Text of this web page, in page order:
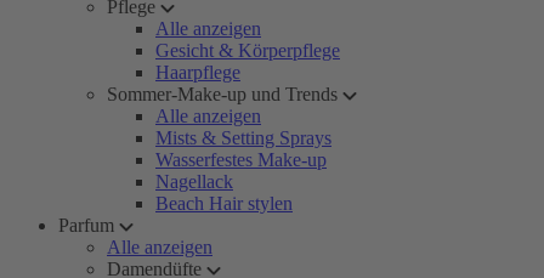
Pflege
Alle anzeigen
Gesicht & Körperpflege
Haarpflege
Sommer-Make-up und Trends
Alle anzeigen
Mists & Setting Sprays
Wasserfestes Make-up
Nagellack
Beach Hair stylen
Parfum
Alle anzeigen
Damendüfte